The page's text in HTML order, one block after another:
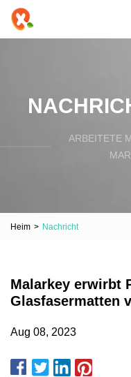
ARBEITETE
Heim > Nachricht
Malarkey erwirbt
Glasfasermatten
Aug 08, 2023